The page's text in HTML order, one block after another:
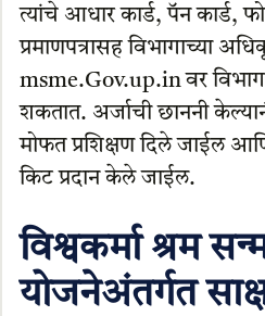
त्यांचे आधार कार्ड, पॅन कार्ड,
प्रमाणपत्रासह विभागाच्या
msme.Gov.up.in वर
शकतात. अर्जाची छाननी
मोफत प्रशिक्षण दिले जाईल आणि
किट प्रदान केले जाईल.
विश्वकर्मा श्रम
योजनेअंतर्गत